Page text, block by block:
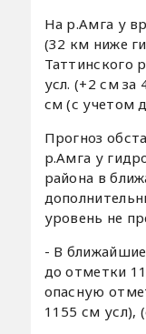
На р.Амга у
(32 км ниже
Таттинского
усл. (+2 см за
см (с учетом
Прогноз
р.Амга у
района в
уровень не
- В
до отметки
опасную
1155 см усл),